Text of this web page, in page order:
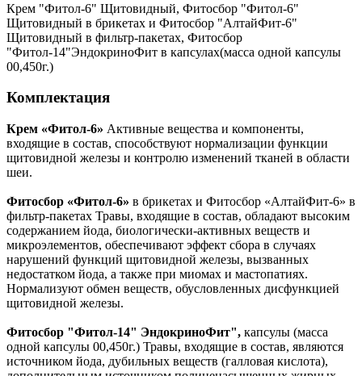
Крем "Фитол-6" Щитовидный, Фитосбор "Фитол-6"
Щитовидный в брикетах и Фитосбор "АлтайФит-6"
Щитовидный в фильтр-пакетах, Фитосбор
"Фитол-14"ЭндокриноФит в капсулах(масса одной капсулы
00,450г.)
Комплектация
Крем «Фитол-6» Активные вещества и компоненты,
входящие в состав, способствуют нормализации функции
щитовидной железы и контролю изменений тканей в области
шеи.
Фитосбор «Фитол-6» в брикетах и Фитосбор «АлтайФит-6» в
фильтр-пакетах Травы, входящие в состав, обладают высоким
содержанием йода, биологически-активных веществ и
микроэлементов, обеспечивают эффект сбора в случаях
нарушений функций щитовидной железы, вызванных
недостатком йода, а также при миомах и мастопатиях.
Нормализуют обмен веществ, обусловленных дисфункцией
щитовидной железы.
Фитосбор "Фитол-14" ЭндокриноФит", капсулы (масса
одной капсулы 00,450г.) Травы, входящие в состав, являются
источником йода, дубильных веществ (галловая кислота),